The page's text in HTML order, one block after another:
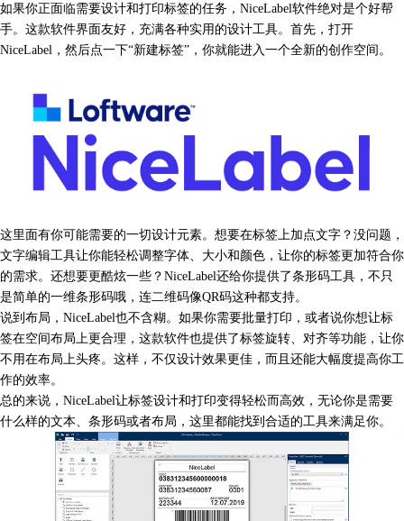
如果你正面临需要设计和打印标签的任务， NiceLabel软件绝对是个好帮
手。这款软件界面友好，充满各种实用的设计工具。首先，打开
NiceLabel，然后点一下“新建标签”，你就能进入一个全新的创作空间。
这里面有你可能需要的一切设计元素。想要在标签上加点文字？没问题，
文字编辑工具让你能轻松调整字体、大小和颜色，让你的标签更加符合你
的需求。还想要更酷炫一些？NiceLabel还给你提供了条形码工具，不只
是简单的一维条形码哦，连二维码像QR码这种都支持。
说到布局，NiceLabel也不含糊。如果你需要批量打印，或者说你想让标
签在空间布局上更合理，这款软件也提供了标签旋转、对齐等功能，让你
不用在布局上头疼。这样，不仅设计效果更佳，而且还能大幅度提高你工
作的效率。
总的来说，NiceLabel让标签设计和打印变得轻松而高效，无论你是需要
什么样的文本、条形码或者布局，这里都能找到合适的工具来满足你。